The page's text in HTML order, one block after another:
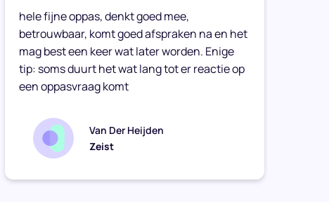
hele fijne oppas, denkt goed mee,
betrouwbaar, komt goed afspraken na en het
mag best een keer wat later worden. Enige
tip: soms duurt het wat lang tot er reactie op
een oppasvraag komt
Van Der Heijden
Zeist